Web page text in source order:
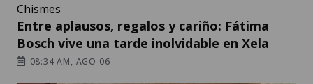
Chismes
Entre aplausos, regalos y cariño: Fátima
Bosch vive una tarde inolvidable en Xela
08:34 AM, AGO 06